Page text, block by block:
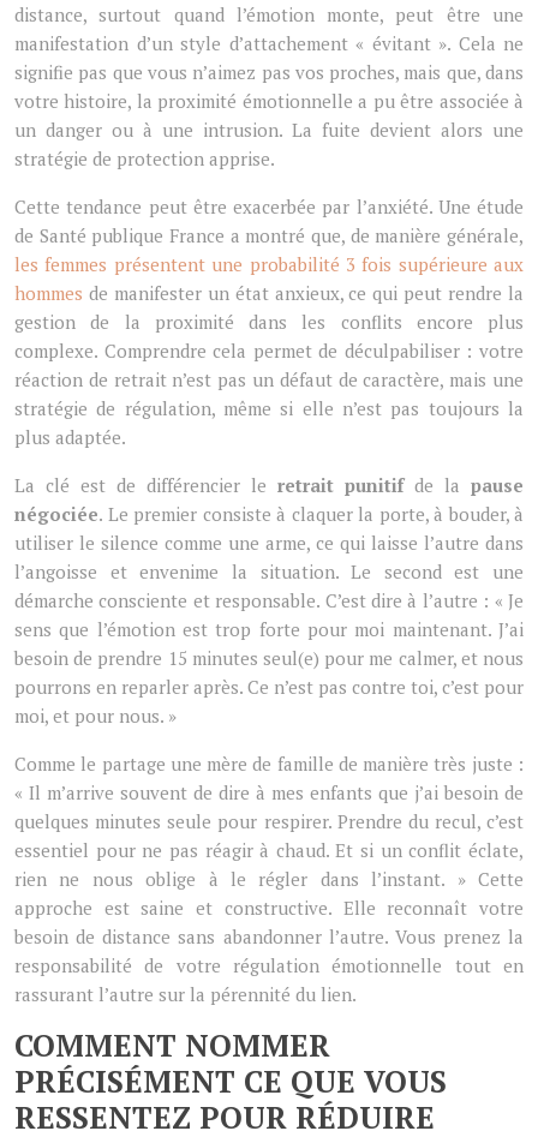
distance, surtout quand l’émotion monte, peut être une
manifestation d’un style d’attachement « évitant ». Cela ne
signifie pas que vous n’aimez pas vos proches, mais que, dans
votre histoire, la proximité émotionnelle a pu être associée à
un danger ou à une intrusion. La fuite devient alors une
stratégie de protection apprise.
Cette tendance peut être exacerbée par l’anxiété. Une étude
de Santé publique France a montré que, de manière générale,
les femmes présentent une probabilité 3 fois supérieure aux
hommes de manifester un état anxieux, ce qui peut rendre la
gestion de la proximité dans les conflits encore plus
complexe. Comprendre cela permet de déculpabiliser : votre
réaction de retrait n’est pas un défaut de caractère, mais une
stratégie de régulation, même si elle n’est pas toujours la
plus adaptée.
La clé est de différencier le retrait punitifde la pause
négociée. Le premier consiste à claquer la porte, à bouder, à
utiliser le silence comme une arme, ce qui laisse l’autre dans
l’angoisse et envenime la situation. Le second est une
démarche consciente et responsable. C’est dire à l’autre : « Je
sens que l’émotion est trop forte pour moi maintenant. J’ai
besoin de prendre 15 minutes seul(e) pour me calmer, et nous
pourrons en reparler après. Ce n’est pas contre toi, c’est pour
moi, et pour nous. »
Comme le partage une mère de famille de manière très juste :
« Il m’arrive souvent de dire à mes enfants que j’ai besoin de
quelques minutes seule pour respirer. Prendre du recul, c’est
essentiel pour ne pas réagir à chaud. Et si un conflit éclate,
rien ne nous oblige à le régler dans l’instant. » Cette
approche est saine et constructive. Elle reconnaît votre
besoin de distance sans abandonner l’autre. Vous prenez la
responsabilité de votre régulation émotionnelle tout en
rassurant l’autre sur la pérennité du lien.
COMMENT NOMMER
PRÉCISÉMENT CE QUE VOUS
RESSENTEZ POUR RÉDUIRE